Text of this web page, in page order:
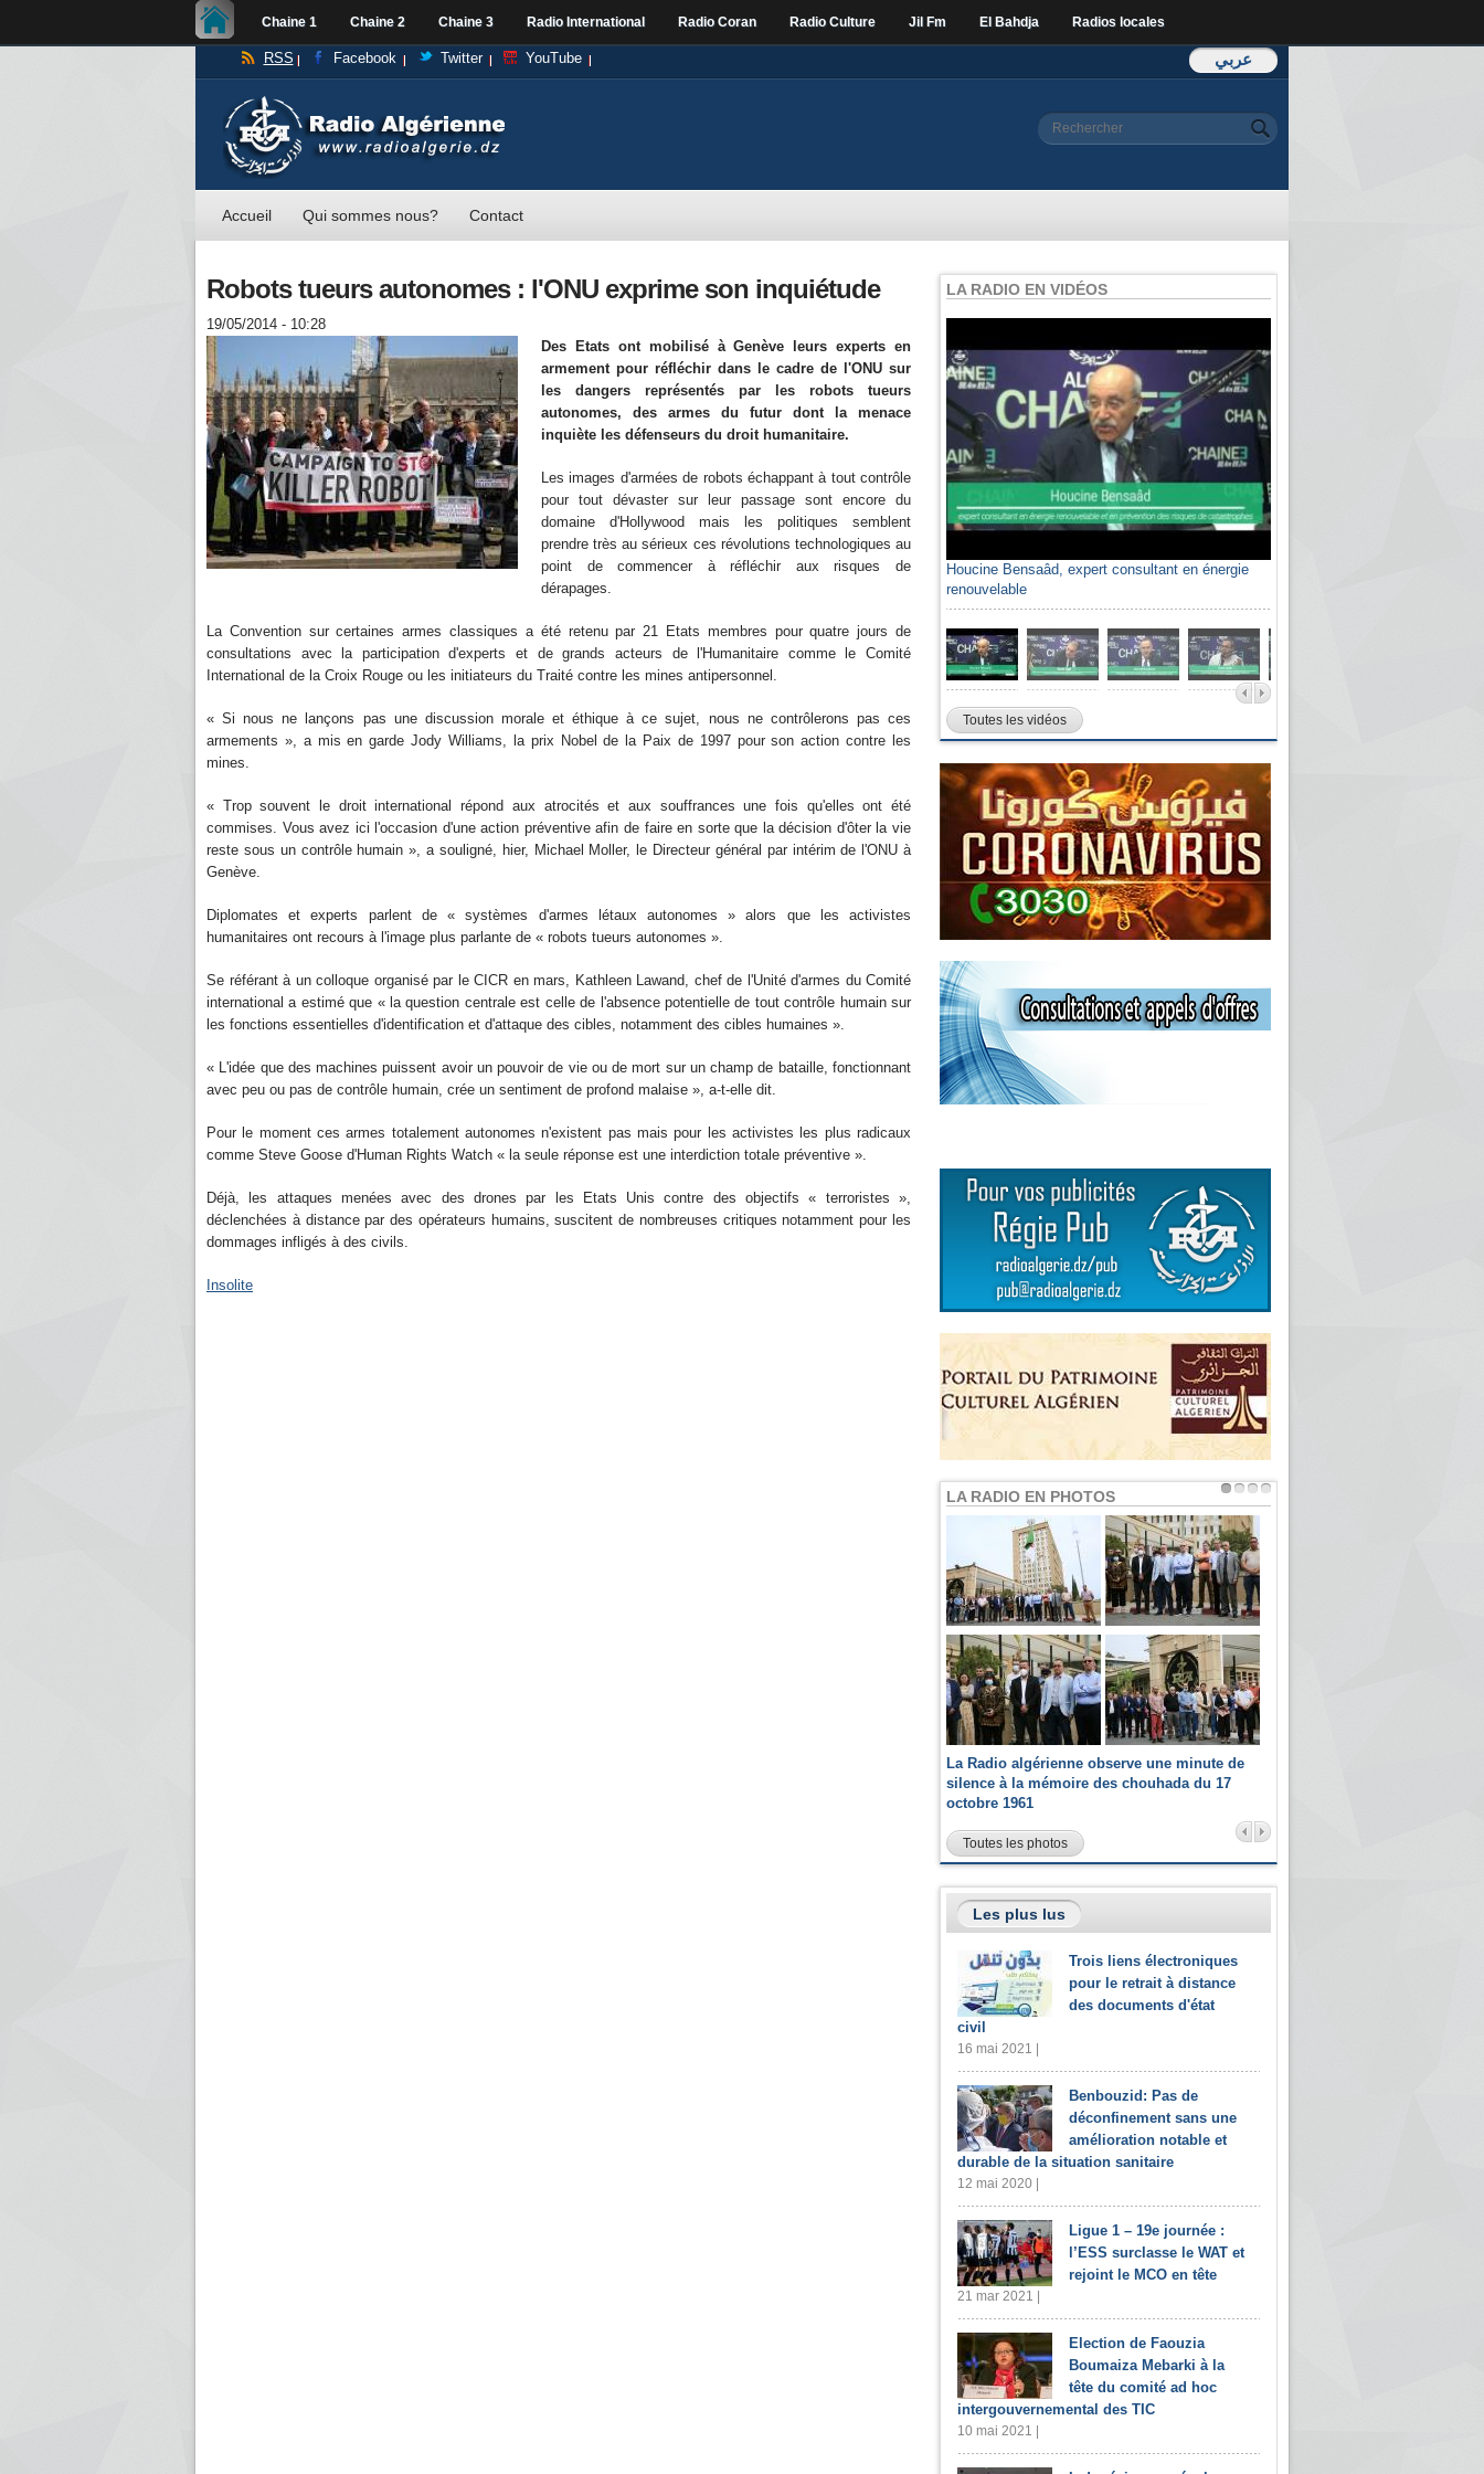
Chaine 1 Chaine 2 Chaine 3 Radio International Radio Coran Radio Culture Jil Fm El Bahdja Radios locales
عربي RSS Facebook Twitter YouTube
Formulaire de
Rechercher
Accueil Qui sommes nous? Contact
Robots tueurs autonomes : l'ONU exprime son inquiétude
19/05/2014 - 10:28
Des Etats ont mobilisé à Genève leurs experts en
armement pour réfléchir dans le cadre de l'ONU sur
les dangers représentés par les robots tueurs
autonomes, des armes du futur dont la menace
inquiète les défenseurs du droit humanitaire.
Les images d'armées de robots échappant à tout contrôle
pour tout dévaster sur leur passage sont encore du
domaine d'Hollywood mais les politiques semblent
prendre très au sérieux ces révolutions technologiques au
point de commencer à réfléchir aux risques de
dérapages.
La Convention sur certaines armes classiques a été retenu par 21 Etats membres pour quatre jours de
consultations avec la participation d'experts et de grands acteurs de l'Humanitaire comme le Comité
International de la Croix Rouge ou les initiateurs du Traité contre les mines antipersonnel.
« Si nous ne lançons pas une discussion morale et éthique à ce sujet, nous ne contrôlerons pas ces
armements », a mis en garde Jody Williams, la prix Nobel de la Paix de 1997 pour son action contre les
mines.
« Trop souvent le droit international répond aux atrocités et aux souffrances une fois qu'elles ont été
commises. Vous avez ici l'occasion d'une action préventive afin de faire en sorte que la décision d'ôter la vie
reste sous un contrôle humain », a souligné, hier, Michael Moller, le Directeur général par intérim de l'ONU à
Genève.
Diplomates et experts parlent de « systèmes d'armes létaux autonomes » alors que les activistes
humanitaires ont recours à l'image plus parlante de « robots tueurs autonomes ».
Se référant à un colloque organisé par le CICR en mars, Kathleen Lawand, chef de l'Unité d'armes du Comité
international a estimé que « la question centrale est celle de l'absence potentielle de tout contrôle humain sur
les fonctions essentielles d'identification et d'attaque des cibles, notamment des cibles humaines ».
« L'idée que des machines puissent avoir un pouvoir de vie ou de mort sur un champ de bataille, fonctionnant
avec peu ou pas de contrôle humain, crée un sentiment de profond malaise », a-t-elle dit.
Pour le moment ces armes totalement autonomes n'existent pas mais pour les activistes les plus radicaux
comme Steve Goose d'Human Rights Watch « la seule réponse est une interdiction totale préventive ».
Déjà, les attaques menées avec des drones par les Etats Unis contre des objectifs « terroristes »,
déclenchées à distance par des opérateurs humains, suscitent de nombreuses critiques notamment pour les
dommages infligés à des civils.
Insolite
LA RADIO EN VIDÉOS
Houcine Bensaâd, expert consultant en énergie
renouvelable
Toutes les vidéos
LA RADIO EN PHOTOS
La Radio algérienne observe une minute de
silence à la mémoire des chouhada du 17
octobre 1961
Toutes les photos
Les plus lus
Trois liens électroniques
pour le retrait à distance
des documents d'état
civil
16 mai 2021 |
Benbouzid: Pas de
déconfinement sans une
amélioration notable et
durable de la situation sanitaire
12 mai 2020 |
Ligue 1 – 19e journée :
l’ESS surclasse le WAT et
rejoint le MCO en tête
21 mar 2021 |
Election de Faouzia
Boumaiza Mebarki à la
tête du comité ad hoc
intergouvernemental des TIC
10 mai 2021 |